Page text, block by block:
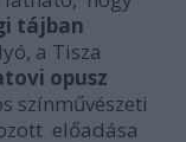
tájban
a Tisza
opusz
színművészeti
előadása